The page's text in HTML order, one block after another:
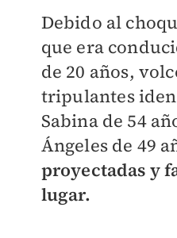
Debido al
que era
de 20 años,
tripulantes
Sabina de 54
Ángeles de 49
proyectadas y
lugar.